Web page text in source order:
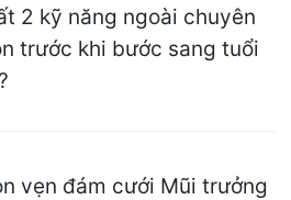
2 kỹ năng ngoài chuyên
trước khi bước sang tuổi
vẹn đám cưới Mũi trưởng